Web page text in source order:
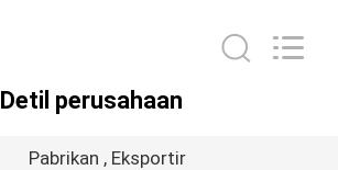
Detil perusahaan
Pabrikan , Eksportir